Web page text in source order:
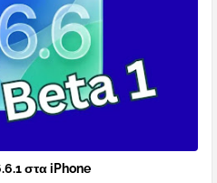
στα iPhone